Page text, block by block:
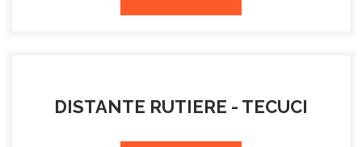
DISTANTE RUTIERE - TECUCI